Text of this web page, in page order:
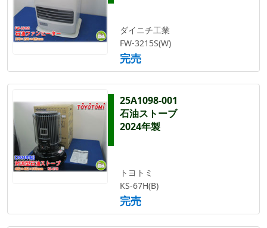
ダイニチ工業
FW-3215S(W)
完売
25A1098-001
石油ストーブ
2024年製
トヨトミ
KS-67H(B)
完売